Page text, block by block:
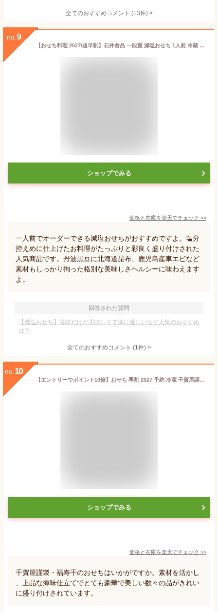
全てのおすすめコメント (13件) >
no. 9
【おせち料理 2027/超早割】石井食品 一段重 減塩おせち 1人前 冷蔵 解凍不要 無添加調理 塩分カット 食塩控えめおせち「イシイのつばさ」 食塩相当量約2.2g 国産 江戸雑煮のつゆと角餅付き イシイの 年内お届け
ショップでみる
価格と在庫を楽天でチェック >>
一人前でオーダーできる減塩おせちがおすすめですよ。塩分
控えめに仕上げたお料理がたっぷりと彩良く盛り付けされた
人気商品です。丹波黒豆に北海道昆布、鹿児島産車エビなど
素材もしっかり拘った格別な美味しさヘルシーに味わえます
よ。
回答された質問
【減塩おせち】薄味だけど美味しくて体に優しいなど人気のおすすめ
は？
全てのおすすめコメント (1件) >
no. 10
【エントリーでポイント10倍】おせち 早割 2027 予約 冷蔵 千賀屋謹製 福寿千 和風 8.5寸 3段重 全61品 4人前〜5人前 千賀屋 送料無料 お節 御節 おせち料理 2026 お正月 御節料理 三段重
ショップでみる
価格と在庫を楽天でチェック >>
千賀屋謹製・福寿千のおせちはいかがですか。素材を活かし
、上品な薄味仕立てでとても豪華で美しい数々の品がきれい
に盛り付けされています。